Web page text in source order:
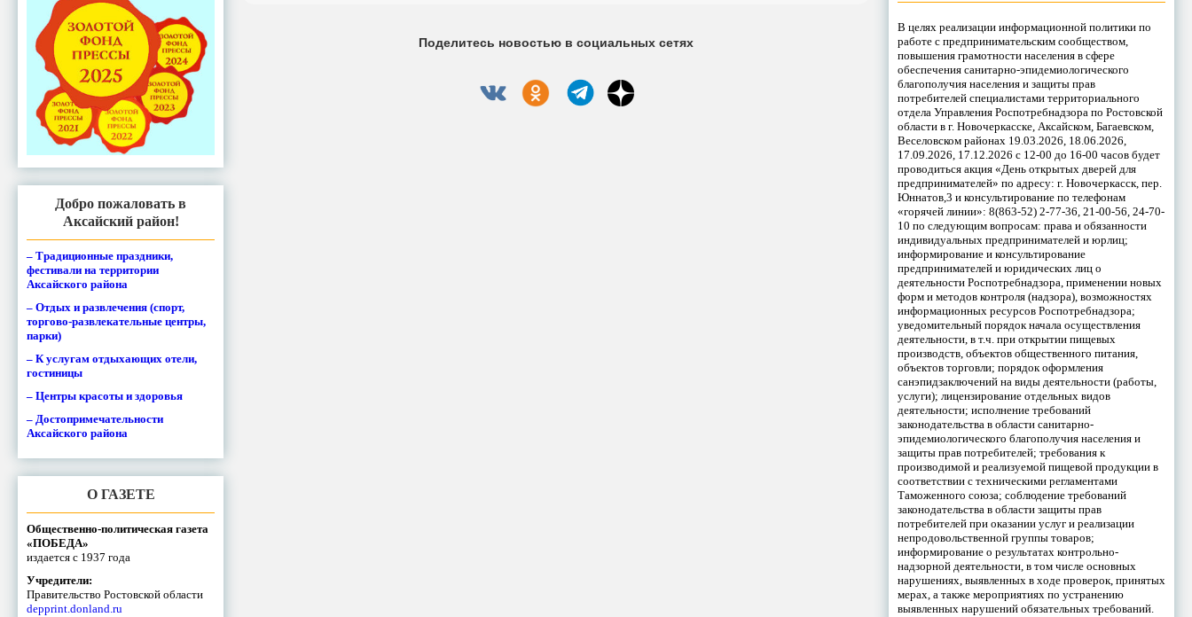
Добро пожаловать в
Аксайский район!
– Традиционные праздники,
фестивали на территории
Аксайского района
– Отдых и развлечения (спорт,
торгово-развлекательные центры,
парки)
– К услугам отдыхающих отели,
гостиницы
– Центры красоты и здоровья
– Достопримечательности
Аксайского района
О ГАЗЕТЕ
Общественно-политическая газета
«ПОБЕДА»
издается с 1937 года
Учредители:
Правительство Ростовской области
depprint.donland.ru
Поделитесь новостью в социальных сетях
В целях реализации информационной политики по
работе с предпринимательским сообществом,
повышения грамотности населения в сфере
обеспечения санитарно-эпидемиологического
благополучия населения и защиты прав
потребителей специалистами территориального
отдела Управления Роспотребнадзора по Ростовской
области в г. Новочеркасске, Аксайском, Багаевском,
Веселовском районах 19.03.2026, 18.06.2026,
17.09.2026, 17.12.2026 с 12-00 до 16-00 часов будет
проводиться акция «День открытых дверей для
предпринимателей» по адресу: г. Новочеркасск, пер.
Юннатов,3 и консультирование по телефонам
«горячей линии»: 8(863-52) 2-77-36, 21-00-56, 24-70-
10 по следующим вопросам: права и обязанности
индивидуальных предпринимателей и юрлиц;
информирование и консультирование
предпринимателей и юридических лиц о
деятельности Роспотребнадзора, применении новых
форм и методов контроля (надзора), возможностях
информационных ресурсов Роспотребнадзора;
уведомительный порядок начала осуществления
деятельности, в т.ч. при открытии пищевых
производств, объектов общественного питания,
объектов торговли; порядок оформления
санэпидзаключений на виды деятельности (работы,
услуги); лицензирование отдельных видов
деятельности; исполнение требований
законодательства в области санитарно-
эпидемиологического благополучия населения и
защиты прав потребителей; требования к
производимой и реализуемой пищевой продукции в
соответствии с техническими регламентами
Таможенного союза; соблюдение требований
законодательства в области защиты прав
потребителей при оказании услуг и реализации
непродовольственной группы товаров;
информирование о результатах контрольно-
надзорной деятельности, в том числе основных
нарушениях, выявленных в ходе проверок, принятых
мерах, а также мероприятиях по устранению
выявленных нарушений обязательных требований.